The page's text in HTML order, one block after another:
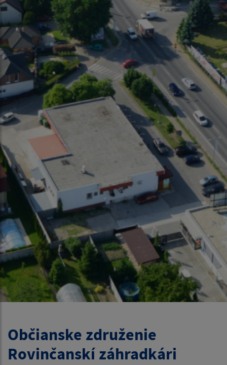
Občianske združenie
Rovinčanskí záhradkári